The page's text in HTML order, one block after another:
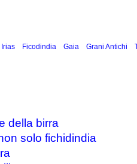
Ficodindia Gaia Grani Antichi
della birra
solo fichidindia